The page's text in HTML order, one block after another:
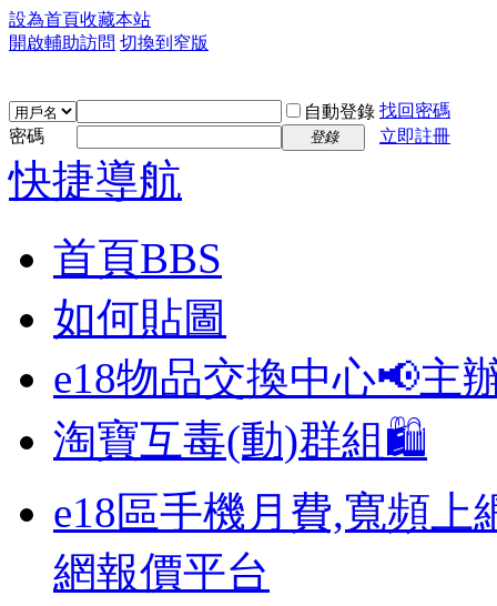
設為首頁收藏本站
開啟輔助訪問 切換到窄版
自動登錄 找回密碼
密碼
登錄 立即註冊
快捷導航
首頁BBS
如何貼圖
e18物品交換中心📢主
淘寶互毒(動)群組🛍️
e18區手機月費,寬頻上
網報價平台